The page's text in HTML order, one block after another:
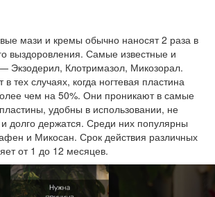
мази и кремы обычно наносят 2 раза в
выздоровления. Самые известные и
Экзодерил, Клотримазол, Микозорал.
в тех случаях, когда ногтевая пластина
чем на 50%. Они проникают в самые
удобны в использовании, не
долго держатся. Среди них популярны
и Микосан. Срок действия различных
от 1 до 12 месяцев.